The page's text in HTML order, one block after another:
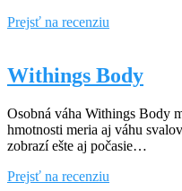
Prejsť na recenziu
ECAM
650.85.MS
Withings Body
Osobná váha Withings Body
hmotnosti meria aj váhu
zobrazí ešte aj počasie…
Prejsť na recenziu